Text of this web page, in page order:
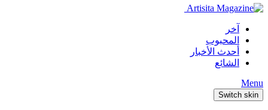
آخر
المحبوب
أحدث الأخبار
الشائع
Menu
Switch skin